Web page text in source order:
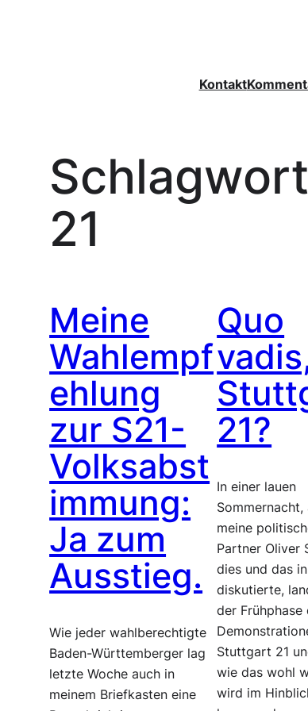
Kontakt
21
Meine
Wahlempf
ehlung
zur S21-
Volksabst
immung:
Ja zum
Ausstieg.
Wie jeder wahlberechtigte
Baden-Württemberger lag
letzte Woche auch in
meinem Briefkasten eine
Quo
21?
In einer lauen
meine
Partner Oliver
dies und das
diskutierte,
der
Stuttgart 21
wie das wohl
wird im